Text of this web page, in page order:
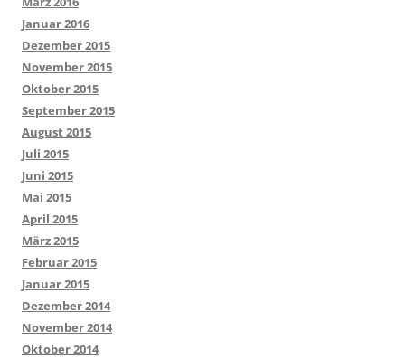
Januar 2016
Dezember 2015
November 2015
Oktober 2015
September 2015
August 2015
Juli 2015
Juni 2015
Mai 2015
April 2015
März 2015
Februar 2015
Januar 2015
Dezember 2014
November 2014
Oktober 2014